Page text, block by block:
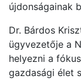
újdonságainak
Dr. Bárdos
ügyvezetője a
helyezni a
gazdasági élet